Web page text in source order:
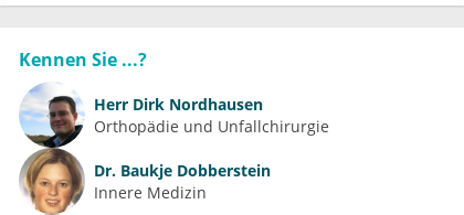
Kennen Sie ...?
Herr Dirk Nordhausen
Orthopädie und Unfallchirurgie
Dr. Baukje Dobberstein
Innere Medizin